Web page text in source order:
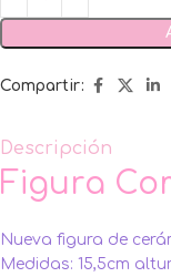
Compartir:
Descripción
Figura
Nueva figura de
Medidas: 15,5cm